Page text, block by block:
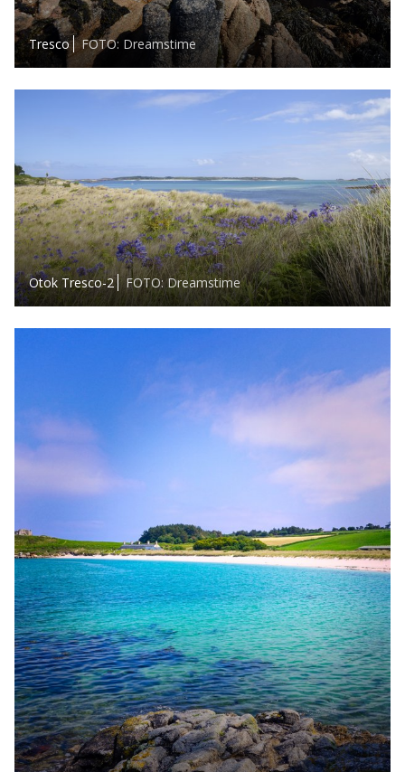
Tresco FOTO: Dreamstime
Otok Tresco-2 FOTO: Dreamstime